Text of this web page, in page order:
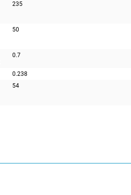
235
50
0.7
0.238
54